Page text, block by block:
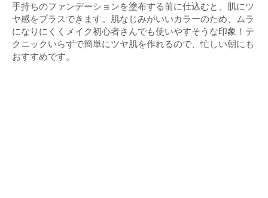
手持ちのファンデーションを塗布する前に仕込むと、肌にツ
ヤ感をプラスできます。肌なじみがいいカラーのため、ムラ
になりにくくメイク初心者さんでも使いやすそうな印象！テ
クニックいらずで簡単にツヤ肌を作れるので、忙しい朝にも
おすすめです。